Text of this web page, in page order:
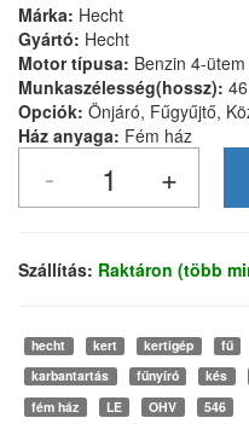
Márka: Hecht
Gyártó: Hecht
Motor típusa: Benzin 4-ütem
Munkaszélesség(hossz):
Opciók: Önjáró, Fűgyűjtő,
Ház anyaga: Fém ház
Szállítás: Raktáron (több
hecht kert kertigép fű
karbantartás
fűnyíró kés
fém ház
LE OHV 546